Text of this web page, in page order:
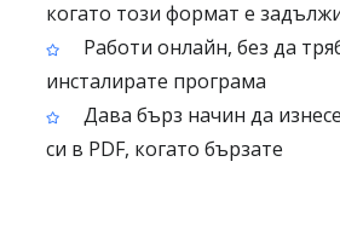
когато този формат е
Работи онлайн, без да
инсталирате програма
Дава бърз начин да
си в PDF, когато бързате